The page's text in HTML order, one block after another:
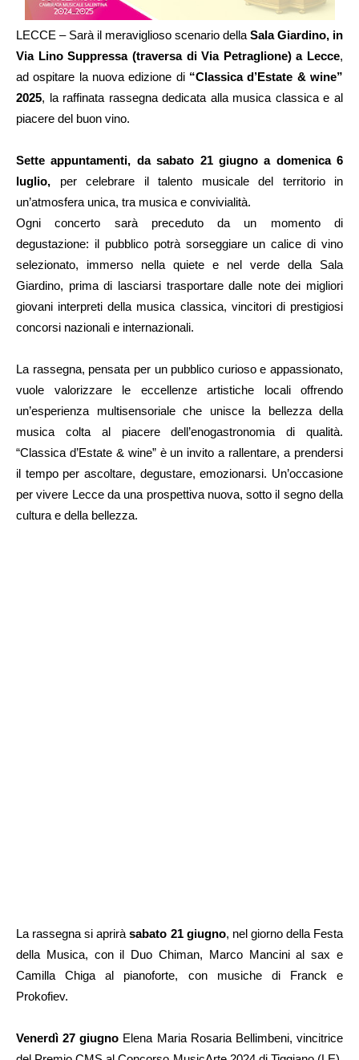
LECCE – Sarà il meraviglioso scenario della Sala Giardino, in
Via Lino Suppressa (traversa di Via Petraglione) a Lecce,
ad ospitare la nuova edizione di “Classica d’Estate & wine”
2025, la raffinata rassegna dedicata alla musica classica e al
piacere del buon vino.
Sette appuntamenti, da sabato 21 giugno a domenica 6
luglio, per celebrare il talento musicale del territorio in
un’atmosfera unica, tra musica e convivialità.
Ogni concerto sarà preceduto da un momento di
degustazione: il pubblico potrà sorseggiare un calice di vino
selezionato, immerso nella quiete e nel verde della Sala
Giardino, prima di lasciarsi trasportare dalle note dei migliori
giovani interpreti della musica classica, vincitori di prestigiosi
concorsi nazionali e internazionali.
La rassegna, pensata per un pubblico curioso e appassionato,
vuole valorizzare le eccellenze artistiche locali offrendo
un’esperienza multisensoriale che unisce la bellezza della
musica colta al piacere dell’enogastronomia di qualità.
“Classica d’Estate & wine” è un invito a rallentare, a prendersi
il tempo per ascoltare, degustare, emozionarsi. Un’occasione
per vivere Lecce da una prospettiva nuova, sotto il segno della
cultura e della bellezza.
La rassegna si apriràsabato 21 giugno, nel giorno della Festa
della Musica, con il Duo Chiman, Marco Mancini al sax e
Camilla Chiga al pianoforte, con musiche di Franck e
Prokofiev.
Venerdì 27 giugno Elena Maria Rosaria Bellimbeni, vincitrice